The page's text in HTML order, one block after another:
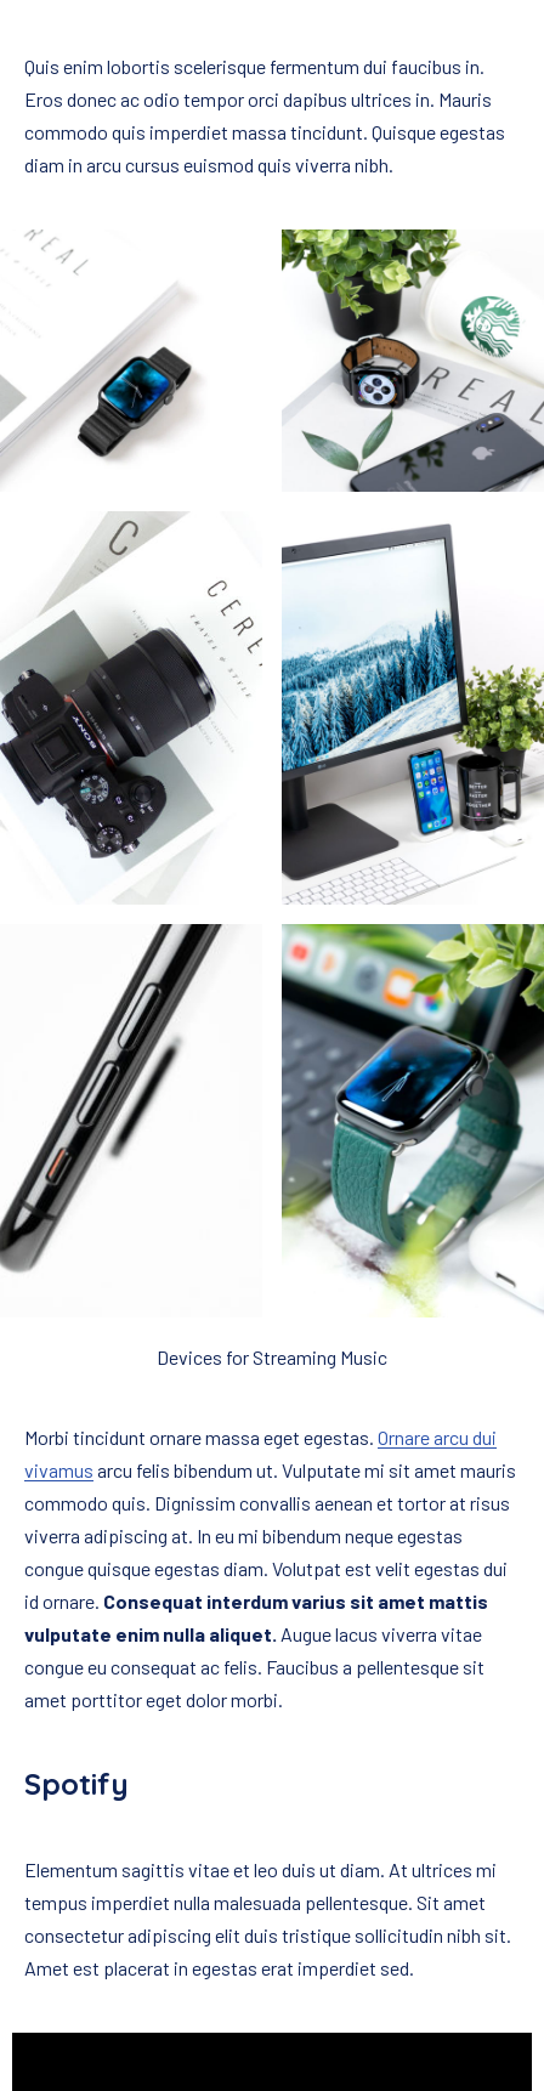
Quis enim lobortis scelerisque fermentum dui faucibus in.
Eros donec ac odio tempor orci dapibus ultrices in. Mauris
commodo quis imperdiet massa tincidunt. Quisque egestas
diam in arcu cursus euismod quis viverra nibh.
Devices for Streaming Music
Morbi tincidunt ornare massa eget egestas. Ornare arcu dui
vivamus arcu felis bibendum ut. Vulputate mi sit amet mauris
commodo quis. Dignissim convallis aenean et tortor at risus
viverra adipiscing at. In eu mi bibendum neque egestas
congue quisque egestas diam. Volutpat est velit egestas dui
id ornare. Consequat interdum varius sit amet mattis
vulputate enim nulla aliquet. Augue lacus viverra vitae
congue eu consequat ac felis. Faucibus a pellentesque sit
amet porttitor eget dolor morbi.
Spotify
Elementum sagittis vitae et leo duis ut diam. At ultrices mi
tempus imperdiet nulla malesuada pellentesque. Sit amet
consectetur adipiscing elit duis tristique sollicitudin nibh sit.
Amet est placerat in egestas erat imperdiet sed.